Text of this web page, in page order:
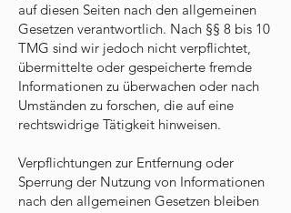
auf diesen Seiten nach den allgemeinen
Gesetzen verantwortlich. Nach §§ 8 bis 10
TMG sind wir jedoch nicht verpflichtet,
übermittelte oder gespeicherte fremde
Informationen zu überwachen oder nach
Umständen zu forschen, die auf eine
rechtswidrige Tätigkeit hinweisen.
Verpflichtungen zur Entfernung oder
Sperrung der Nutzung von Informationen
nach den allgemeinen Gesetzen bleiben